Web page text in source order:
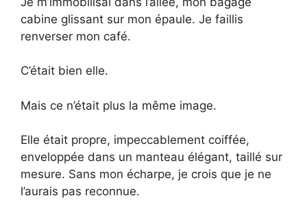
cabine glissant sur mon épaule. Je faillis
renverser mon café.
C’était bien elle.
Mais ce n’était plus la même image.
Elle était propre, impeccablement coiffée,
enveloppée dans un manteau élégant, taillé sur
mesure. Sans mon écharpe, je crois que je ne
l’aurais pas reconnue.